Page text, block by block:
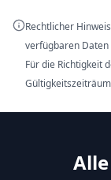
Rechtlicher
verfügbaren
Für die Richtigkeit